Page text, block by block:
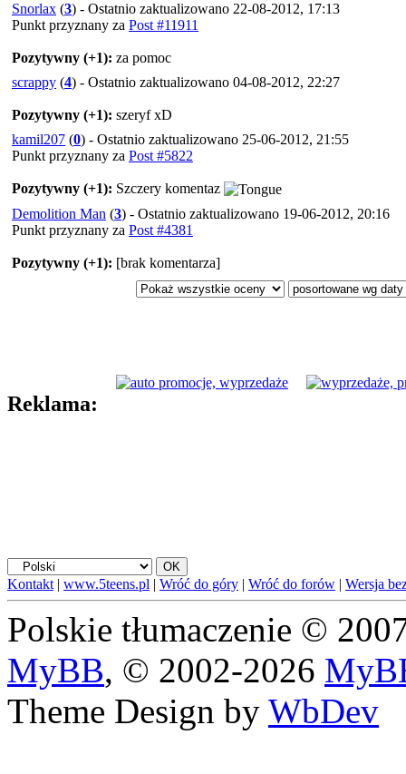
Snorlax (3) - Ostatnio zaktualizowano 22-08-2012, 17:13
Punkt przyznany za Post #11911
Pozytywny (+1): za pomoc
scrappy (4) - Ostatnio zaktualizowano 04-08-2012, 22:27
Pozytywny (+1): szeryf xD
kamil207 (0) - Ostatnio zaktualizowano 25-06-2012, 21:55
Punkt przyznany za Post #5822
Pozytywny (+1): Szczery komentaz
Demolition Man (3) - Ostatnio zaktualizowano 19-06-2012, 20:16
Punkt przyznany za Post #4381
Pozytywny (+1): [brak komentarza]
Reklama:
Kontakt | www.5teens.pl | Wróć do góry | Wróć do forów | Wersja
Polskie tłumaczenie ©
MyBB, © 2002-2026
Theme Design by WbDev